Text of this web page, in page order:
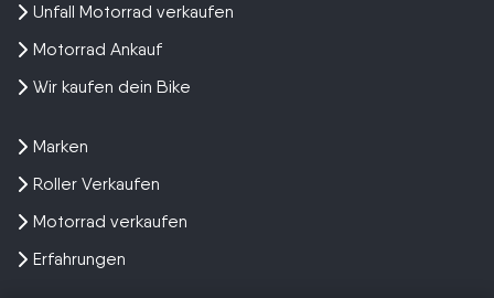
Unfall Motorrad verkaufen
Motorrad Ankauf
Wir kaufen dein Bike
Marken
Roller Verkaufen
Motorrad verkaufen
Erfahrungen